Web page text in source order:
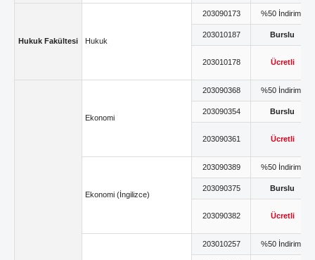
Hukuk Fakültesi Hukuk
203090173 %50 İndirimli
203010187 Burslu
203010178 Ücretli
Ekonomi
203090368 %50 İndirimli
203090354 Burslu
203090361 Ücretli
Ekonomi (İngilizce)
203090389 %50 İndirimli
203090375 Burslu
203090382 Ücretli
203010257 %50 İndirimli